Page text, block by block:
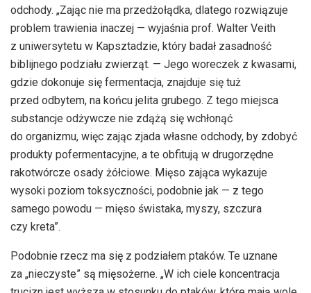
odchody. „Zając nie ma przedżołądka, dlatego rozwiązuje
problem trawienia inaczej — wyjaśnia prof. Walter Veith
z uniwersytetu w Kapsztadzie, który badał zasadność
biblijnego podziału zwierząt. — Jego woreczek z kwasami,
gdzie dokonuje się fermentacja, znajduje się tuż
przed odbytem, na końcu jelita grubego. Z tego miejsca
substancje odżywcze nie zdążą się wchłonąć
do organizmu, więc zając zjada własne odchody, by zdobyć
produkty pofermentacyjne, a te obfitują w drugorzędne
rakotwórcze osady żółciowe. Mięso zająca wykazuje
wysoki poziom toksyczności, podobnie jak — z tego
samego powodu — mięso świstaka, myszy, szczura
czy kreta”.
Podobnie rzecz ma się z podziałem ptaków. Te uznane
za „nieczyste” są mięsożerne. „W ich ciele koncentracja